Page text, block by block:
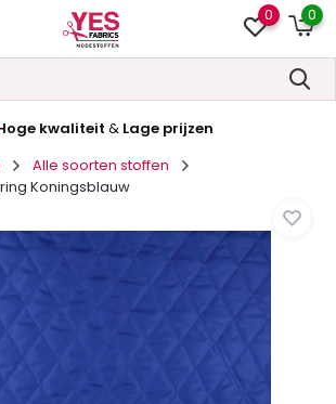
0 0
kwaliteit & Lage prijzen
Alle soorten stoffen
Koningsblauw